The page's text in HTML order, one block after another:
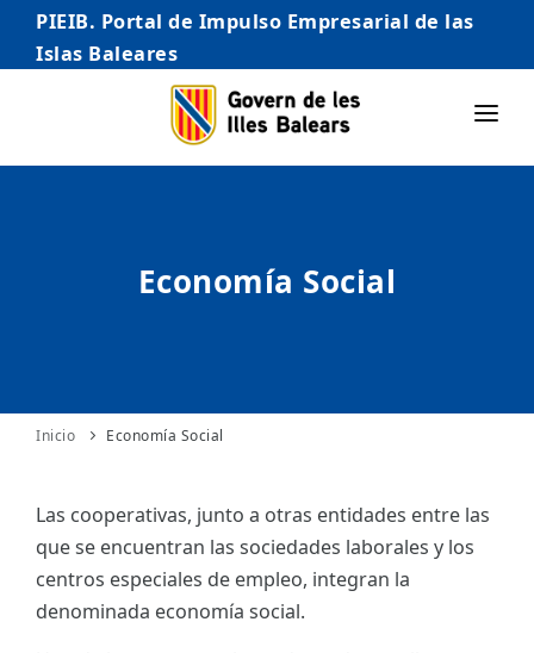
PIEIB. Portal de Impulso Empresarial de las
Islas Baleares
INICIO
AUTÓNOMO/AUTÓNOMA
INTERNACIONALIZACIÓN
ES
Economía Social
Inicio Economía Social
Las cooperativas, junto a otras entidades entre las
que se encuentran las sociedades laborales y los
centros especiales de empleo, integran la
denominada economía social.